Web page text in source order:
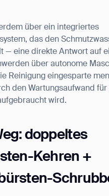
über ein integriertes
das den
— eine direkte Antwort auf
über autonome
Reinigung eingesparte
den Wartungsaufwand für
wird.
doppeltes
Kehren +